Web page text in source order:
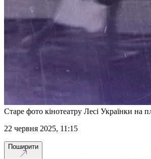
Старе фото кінотеатру Лесі Українки на
22 червня 2025, 11:15
Поширити